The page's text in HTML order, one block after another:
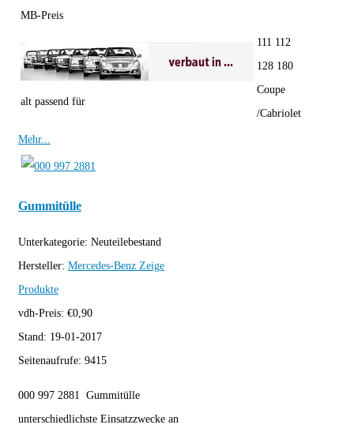
MB-Preis
alt passend für
111 112
128 180
Coupe
/Cabriolet
Mehr...
Gummitülle
Unterkategorie: Neuteilebestand
Hersteller: Mercedes-Benz Zeige
Produkte
vdh-Preis: €0,90
Stand: 19-01-2017
Seitenaufrufe: 9415
000 997 2881 Gummitülle
unterschiedlichste Einsatzzwecke an